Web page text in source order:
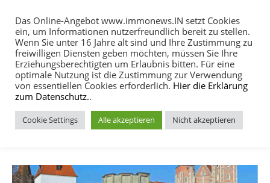
MENU
Das Online-Angebot www.immonews.IN setzt Cookies
ein, um Informationen nutzerfreundlich bereit zu stellen.
Wenn Sie unter 16 Jahre alt sind und Ihre Zustimmung zu
freiwilligen Diensten geben möchten, müssen Sie Ihre
Erziehungsberechtigten um Erlaubnis bitten. Für eine
optimale Nutzung ist die Zustimmung zur Verwendung
von essentiellen Cookies erforderlich. Hier die Erklärung
zum Datenschutz..
Cookie Settings Alle akzeptieren Nicht akzeptieren